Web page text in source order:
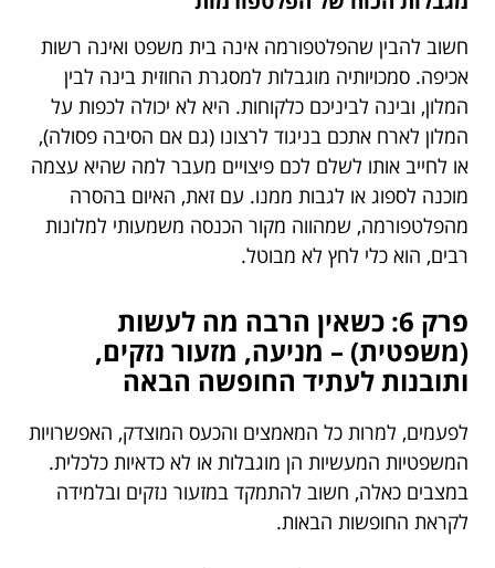
חשוב להבין שהפלטפורמה אינה בית משפט ואינה רשות
אכיפה. סמכויותיה מוגבלות למסגרת החוזית בינה לבין
המלון, ובינה לביניכם כלקוחות. היא לא יכולה לכפות על
המלון לארח אתכם בניגוד לרצונו (גם אם הסיבה פסולה),
או לחייב אותו לשלם לכם פיצויים מעבר למה שהיא עצמה
מוכנה לספוג או לגבות ממנו. עם זאת, האיום בהסרה
מהפלטפורמה, שמהווה מקור הכנסה משמעותי למלונות
רבים, הוא כלי לחץ לא מבוטל.
פרק 6: כשאין הרבה מה לעשות
(משפטית) – מניעה, מזעור נזקים,
ותובנות לעתיד החופשה הבאה
לפעמים, למרות כל המאמצים והכעס המוצדק, האפשרויות
המשפטיות המעשיות הן מוגבלות או לא כדאיות כלכלית.
במצבים כאלה, חשוב להתמקד במזעור נזקים ובלמידה
לקראת החופשות הבאות.